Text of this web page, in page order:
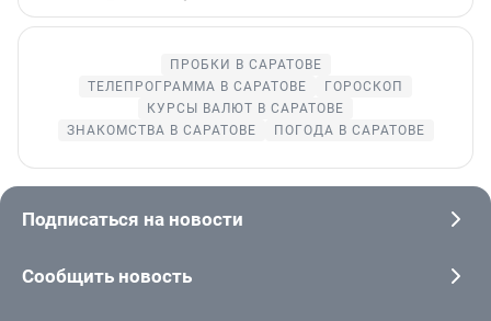
ПРОБКИ В САРАТОВЕ
ТЕЛЕПРОГРАММА В САРАТОВЕ
ГОРОСКОП
КУРСЫ ВАЛЮТ В САРАТОВЕ
ЗНАКОМСТВА В САРАТОВЕ
ПОГОДА В САРАТОВЕ
Подписаться на новости
Сообщить новость